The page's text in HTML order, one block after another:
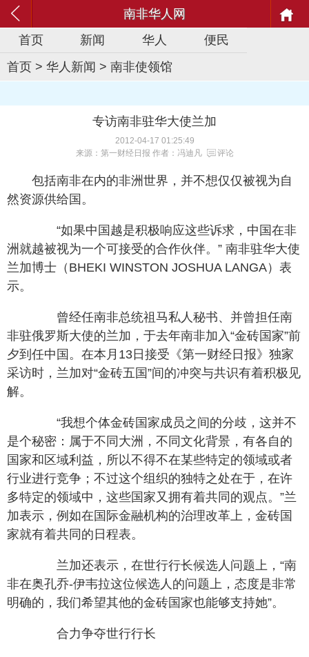
南非华人网
首页
新闻 华人
便民
首页 > 华人新闻 > 南非使领馆
专访南非驻华大使兰加
2012-04-17 01:25:49
来源：第一财经日报 作者：冯迪凡
评论
包括南非在内的非洲世界，并不想仅仅被视为自
然资源供给国。
“如果中国越是积极响应这些诉求，中国在非
洲就越被视为一个可接受的合作伙伴。” 南非驻华大使
兰加博士（BHEKI WINSTON JOSHUA LANGA）表
示。
曾经任南非总统祖马私人秘书、并曾担任南
非驻俄罗斯大使的兰加，于去年南非加入“金砖国家”前
夕到任中国。在本月13日接受《第一财经日报》独家
采访时，兰加对“金砖五国”间的冲突与共识有着积极见
解。
“我想个体金砖国家成员之间的分歧，这并不
是个秘密：属于不同大洲，不同文化背景，有各自的
国家和区域利益，所以不得不在某些特定的领域或者
行业进行竞争；不过这个组织的独特之处在于，在许
多特定的领域中，这些国家又拥有着共同的观点。”兰
加表示，例如在国际金融机构的治理改革上，金砖国
家就有着共同的日程表。
兰加还表示，在世行行长候选人问题上，“南
非在奥孔乔-伊韦拉这位候选人的问题上，态度是非常
明确的，我们希望其他的金砖国家也能够支持她”。
合力争夺世行行长